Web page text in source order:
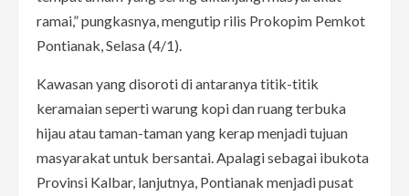
ramai,” pungkasnya, mengutip rilis Prokopim Pemkot
Pontianak, Selasa (4/1).
Kawasan yang disoroti di antaranya titik-titik
keramaian seperti warung kopi dan ruang terbuka
hijau atau taman-taman yang kerap menjadi tujuan
masyarakat untuk bersantai. Apalagi sebagai ibukota
Provinsi Kalbar, lanjutnya, Pontianak menjadi pusat